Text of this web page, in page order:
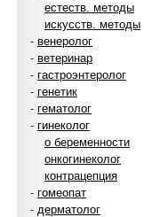
естеств. методы
искусств. методы
- венеролог
- ветеринар
- гастроэнтеролог
- генетик
- гематолог
- гинеколог
о беременности
онкогинеколог
контрацепция
- гомеопат
- дерматолог